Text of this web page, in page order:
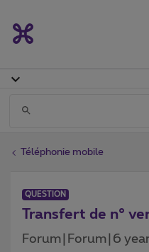
Téléphonie mobile
QUESTION
Transfert de n°
Forum|Forum|6